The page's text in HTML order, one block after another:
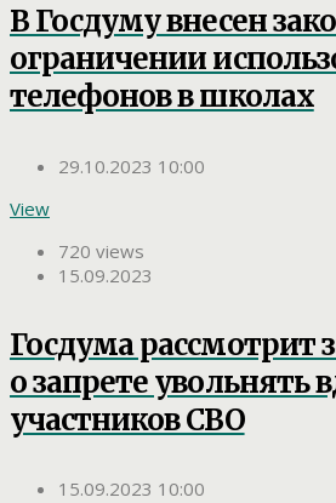
В Госдуму внесен
ограничении
телефонов в школах
29.10.2023 10:00
View
720 views
15.09.2023
Госдума рассмотрит
о запрете увольнять
участников СВО
15.09.2023 10:00